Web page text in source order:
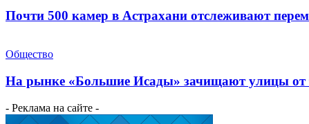
Почти 500 камер в Астрахани отслеживают
Общество
На рынке «Большие Исады» зачищают улицы от
- Реклама на сайте -